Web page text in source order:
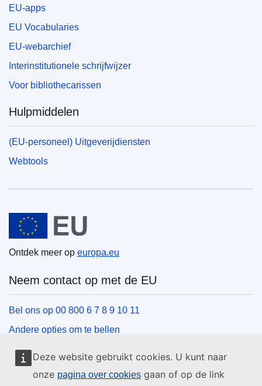
Deze website gebruikt cookies. U kunt naar
onze pagina over cookies gaan of op de link
EU-apps
EU Vocabularies
EU-webarchief
Interinstitutionele schrijfwijzer
Voor bibliothecarissen
Hulpmiddelen
(EU-personeel) Uitgeverijdiensten
Webtools
Europese Unie
Ontdek meer op europa.eu
Neem contact op met de EU
Bel ons op 00 800 6 7 8 9 10 11
Andere opties om te bellen
Schrijf ons via het contactformulier
Ontmoet ons in een van de EU-centra